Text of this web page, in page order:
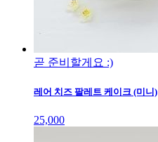
곧 준비할게요 :)
레어 치즈 팔레트 케이크 (미니)
25,000